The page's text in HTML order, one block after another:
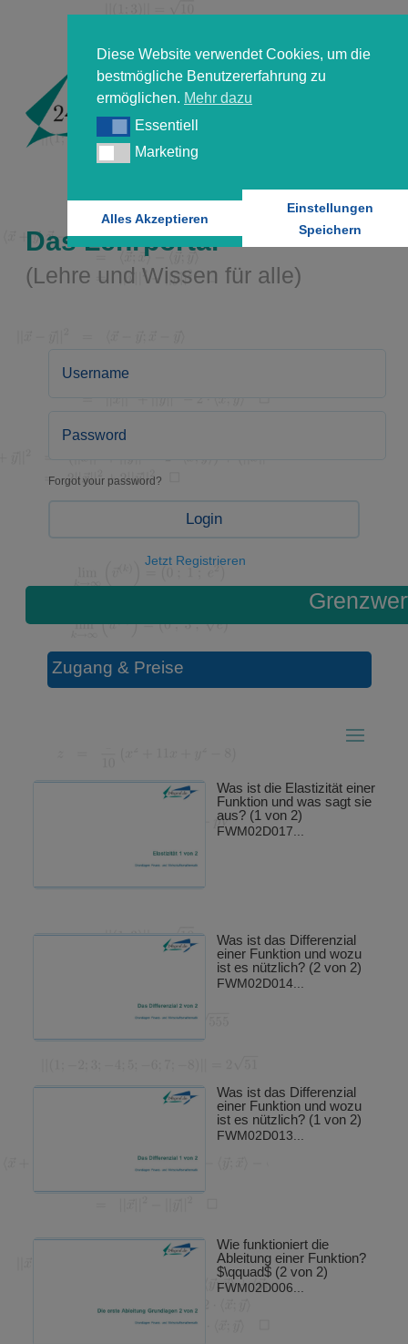
Diese Website verwendet Cookies, um die
bestmögliche Benutzererfahrung zu
ermöglichen. Mehr dazu
EssentiellEssentiell
MarketingMarketing
Alles Akzeptieren
Einstellungen
Speichern
Das Lehrportal
(Lehre und Wissen für alle)
Forgot your password?
Login
Jetzt Registrieren
Zugang & Preise
Was ist die Elastizität einer
Funktion und was sagt sie
aus? (1 von 2)
FWM02D017...
Was ist das Differenzial
einer Funktion und wozu
ist es nützlich? (2 von 2)
FWM02D014...
Was ist das Differenzial
einer Funktion und wozu
ist es nützlich? (1 von 2)
FWM02D013...
Wie funktioniert die
Ableitung einer Funktion?
$\qquad$ (2 von 2)
FWM02D006...